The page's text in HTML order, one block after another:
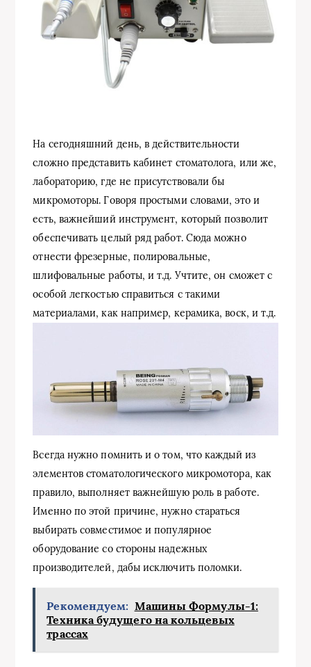
На сегодняшний день, в действительности
сложно представить кабинет стоматолога, или же,
лабораторию, где не присутствовали бы
микромоторы. Говоря простыми словами, это и
есть, важнейший инструмент, который позволит
обеспечивать целый ряд работ. Сюда можно
отнести фрезерные, полировальные,
шлифовальные работы, и т.д. Учтите, он сможет с
особой легкостью справиться с такими
материалами, как например, керамика, воск, и т.д.
Всегда нужно помнить и о том, что каждый из
элементов стоматологического микромотора, как
правило, выполняет важнейшую роль в работе.
Именно по этой причине, нужно стараться
выбирать совместимое и популярное
оборудование со стороны надежных
производителей, дабы исключить поломки.
Рекомендуем: Машины Формулы-1:
Техника будущего на кольцевых
трассах